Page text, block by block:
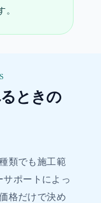
。
ときの
類でも施工範
サポートによっ
格だけで決め